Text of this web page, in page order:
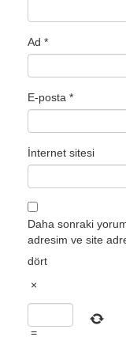
Ad *
E-posta *
İnternet sitesi
Daha sonraki
adresim ve site
dört
×
=